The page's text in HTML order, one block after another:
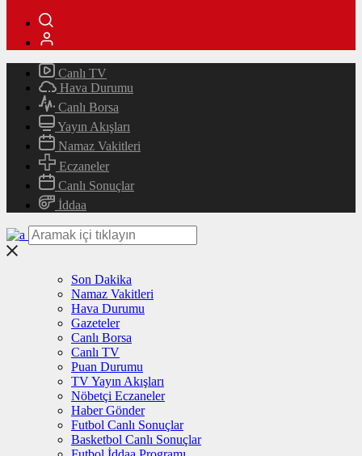
Canlı TV
Hava Durumu
Canlı Borsa
Yayın Akışları
Namaz Vakitleri
Eczaneler
Canlı Sonuçlar
İddaa
Son Dakika
Namaz Vakitleri
Hava Durumu
Gazeteler
Canlı Borsa
Canlı TV
Puan Durumu
TV Yayın Akışları
Nöbetçi Eczaneler
Haber Gönder
Futbol Canlı Sonuçlar
Basketbol Canlı Sonuçlar